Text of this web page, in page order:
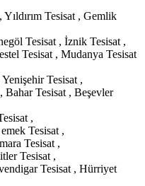
Tesisat , Gemlik
Tesisat , İznik Tesisat ,
Tesisat , Mudanya Tesisat
Tesisat ,
Bahar Tesisat , Beşevler
,
Tesisat ,
Tesisat ,
Tesisat ,
Tesisat , Hürriyet